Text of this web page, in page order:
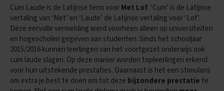
e
n
e
a
m
e
n
s
Cum Laude is de Latijnse term voorMet Lof. ‘Cum’ is de Latijnse
vertaling van ‘Met’ en ‘Laude’ de Latijnse vertaling voor ‘Lof’.
Deze eervolle vermelding werd voorheen alleen op universiteiten
en hogescholen gegeven aan studenten. Sinds het schooljaar
2015/2016 kunnen leerlingen van het voortgezet onderwijs ook
cum laude slagen. Op deze manier worden topleerlingen erkend
voor hun uitstekende prestaties. Daarnaast is het een stimulans
om extra je best te doen om tot deze bijzondere prestatie te